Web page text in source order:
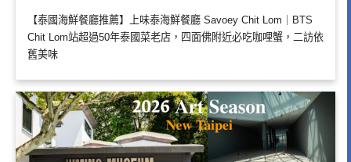
【泰國海鮮餐廳推薦】上味泰海鮮餐廳 Savoey Chit Lom｜BTS
Chit Lom站超過50年泰國菜老店，四面佛附近必吃咖哩蟹，二訪依
舊美味